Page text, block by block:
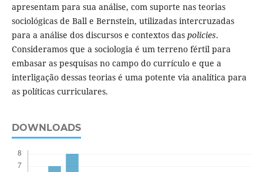
apresentam para sua análise, com suporte nas teorias
sociológicas de Ball e Bernstein, utilizadas intercruzadas
para a análise dos discursos e contextos das policies.
Consideramos que a sociologia é um terreno fértil para
embasar as pesquisas no campo do currículo e que a
interligação dessas teorias é uma potente via analítica para
as políticas curriculares.
DOWNLOADS